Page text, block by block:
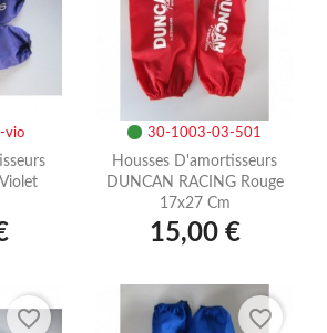
vio 30-1003-03-501
Housses D'amortisseurs
DUNCAN RACING Rouge
17x27 Cm
15,00 €
favorite_border favorite_border